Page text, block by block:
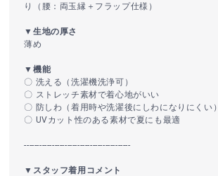
り（腰：両玉縁＋フラップ仕様）
▼生地の厚さ
薄め
▼機能
〇 洗える（洗濯機洗浄可）
〇 ストレッチ素材で着心地がいい
〇 防しわ（着用時や洗濯後にしわになりにくい）
〇 UVカット性のある素材で夏にも最適
------------------------------------------
▼スタッフ着用コメント